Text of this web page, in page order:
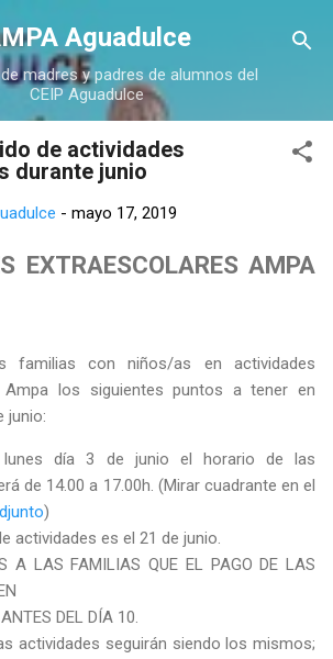
Ir al contenido principal
Aguadulce
madres y padres de alumnos del
CEIP Aguadulce
de actividades
durante junio
- mayo 17, 2019
EXTRAESCOLARES AMPA
familias con niños/as en actividades
Ampa los siguientes puntos a tener en
junio:
día 3 de junio el horario de las
de 14.00 a 17.00h. (Mirar cuadrante en el
)
actividades es el 21 de junio.
A LAS FAMILIAS QUE EL PAGO DE LAS
DEL DÍA 10.
actividades seguirán siendo los mismos;